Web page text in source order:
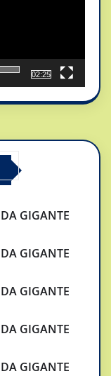
02:25
GIGANTE
GIGANTE
GIGANTE
GIGANTE
GIGANTE